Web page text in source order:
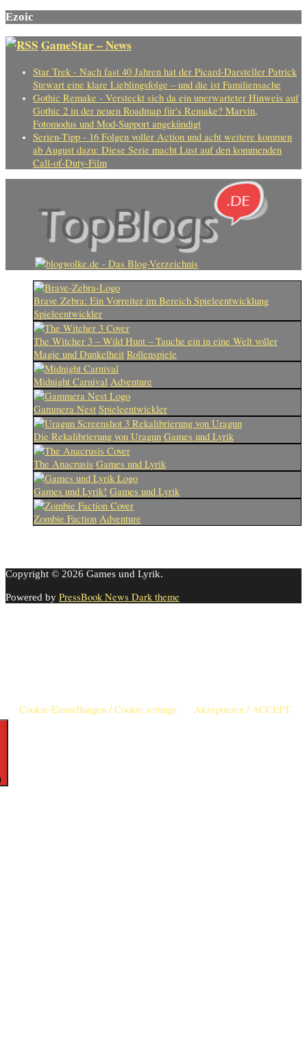
Ezoic
GameStar – News
Star Trek - Nach fast 40 Jahren hat der Picard-Darsteller Patrick
Stewart eine klare Lieblingsfolge – und die ist Familiensache
Gothic Remake - Versteckt sich da ein unerwarteter Hinweis auf
Gothic 2 in der neuen Roadmap für's Remake? Marvin,
Fotomodus und Mod-Support angekündigt
Serien-Tipp - 16 Folgen voller Action und acht weitere kommen
ab August dazu: Diese Serie macht Lust auf den kommenden
Call-of-Duty-Film
Brave Zebra: Ein Vorreiter im Bereich Spieleentwicklung
Spieleentwickler
The Witcher 3 – Wild Hunt – Tauche ein in eine Welt voller
Magie und Dunkelheit Rollenspiele
Midnight Carnival Adventure
Gammera Nest Spieleentwickler
Die Rekalibrierung von Uragun Games und Lyrik
The Anacrusis Games und Lyrik
Games und Lyrik! Games und Lyrik
Zombie Faction Adventure
Copyright © 2026 Games und Lyrik.
Powered by PressBook News Dark theme
Cookie-Einstellungen / Cookie settings Akzeptieren / ACCEPT